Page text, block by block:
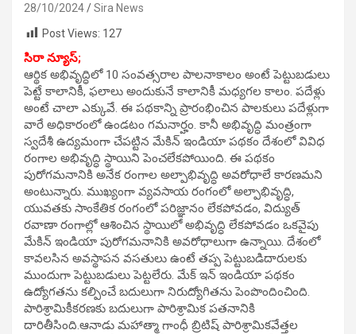
28/10/2024
Sira News
Post Views: 127
సిరా న్యూస్;
ఆర్థిక అభివృద్ధిలో 10 సంవత్సరాల పాలనాకాలం అంటే పెట్టుబడులు
పెట్టే కాలానికీ, ఫలాలు అందుకునే కాలానికీ మధ్యగల కాలం. పదేళ్లు
అంటే చాలా ఎక్కువే. ఈ పథకాన్ని ప్రారంభించిన పాలకులు పదేళ్లుగా
వారే అధికారంలో ఉండటం గమనార్హం. కానీ అభివృద్ధి మంత్రంగా
స్వదేశీ ఉద్యమంగా చేపట్టిన మేకిన్ ఇండియా పథకం దేశంలో వివిధ
రంగాల అభివృద్ధి స్థాయిని పెంచలేకపోయింది. ఈ పథకం
పురోగమనానికి అనేక రంగాల అల్పాభివృద్ధి అవరోధాలే కారణమని
అంటున్నారు. ముఖ్యంగా వ్యవసాయ రంగంలో అల్పాభివృద్ధి,
యువతకు సాంకేతిక రంగంలో పరిజ్ఞానం లేకపోవడం, విద్యుత్
రవాణా రంగాల్లో ఆశించిన స్థాయిలో అభివృద్ధి లేకపోవడం ఒకవైపు
మేకిన్ ఇండియా పురోగమనానికి అవరోధాలుగా ఉన్నాయి. దేశంలో
కావలసిన అవస్థాపన వసతులు ఉంటే తప్ప పెట్టుబడిదారులకు
ముందుగా పెట్టుబడులు పెట్టలేరు. మేక్ ఇన్ ఇండియా పథకం
ఉద్యోగతను కల్పించే బదులుగా నిరుద్యోగితను పెంపొందించింది.
పారిశ్రామికీకరణకు బదులుగా పారిశ్రామిక పతనానికి
దారితీసింది.ఆనాడు మహాత్మా గాంధీ బ్రిటిష్ పారిశ్రామికవేత్తల